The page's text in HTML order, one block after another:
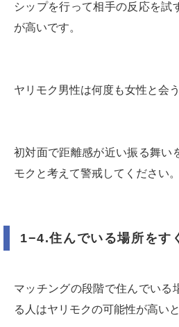
シップを行って相手の反応を試
が高いです。
ヤリモク男性は何度も女性と会
初対面で距離感が近い振る舞い
モクと考えて警戒してください。
1−4.住んでいる場所をす
マッチングの段階で住んでいる
る人はヤリモクの可能性が高い